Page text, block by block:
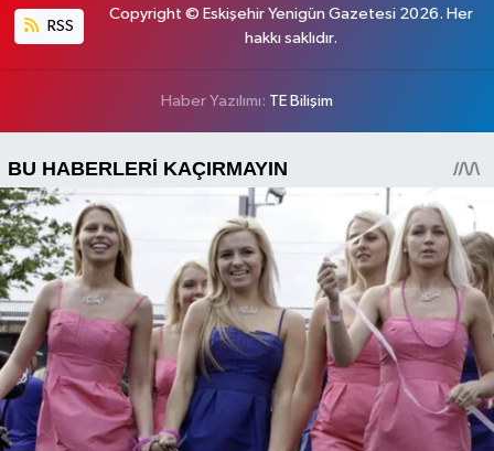
RSS
Copyright © Eskişehir Yenigün Gazetesi 2026. Her
hakkı saklıdır.
Haber Yazılımı: TE Bilişim